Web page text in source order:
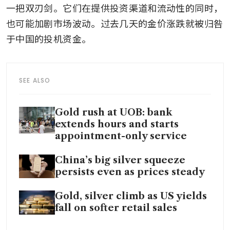
一把双刃剑。它们在提供投资渠道和流动性的同时，
也可能加剧市场波动。过去几天的金价涨跌就被归咎
于中国的投机资金。
SEE ALSO
Gold rush at UOB: bank
extends hours and starts
appointment-only service
China’s big silver squeeze
persists even as prices steady
Gold, silver climb as US yields
fall on softer retail sales